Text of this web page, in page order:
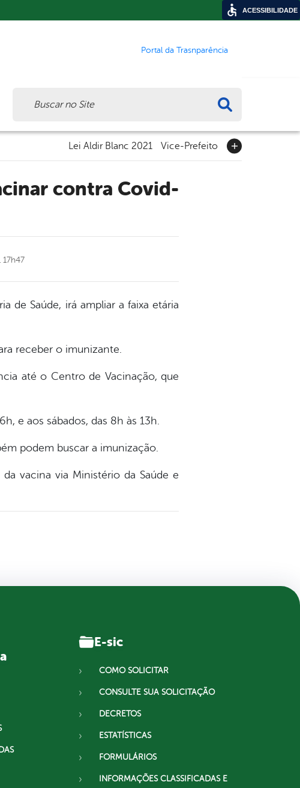
Portal da Trasnparência
Lei Aldir Blanc 2021 Vice-Prefeito
de Saúde, irá ampliar a faixa etária
receber o imunizante.
até o Centro de Vacinação, que
e aos sábados, das 8h às 13h.
podem buscar a imunização.
vacina via Ministério da Saúde e
E-sic
COMO SOLICITAR
CONSULTE SUA SOLICITAÇÃO
DECRETOS
ESTATÍSTICAS
FORMULÁRIOS
INFORMAÇÕES CLASSIFICADAS E
ACESSIBILIDADE